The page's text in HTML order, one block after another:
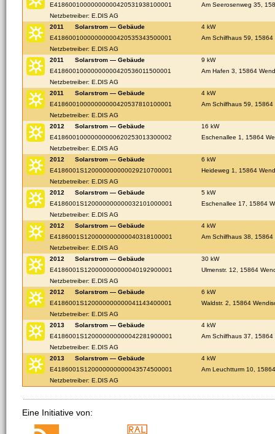
E41860010000000000420531938100001
Am Seerosenweg 35,
Netzbetreiber: E.DIS AG
2011
Solarstrom — Gebäude
4 kW
E41860010000000000420535343500001
Am Schilfhaus 59, 15864
Netzbetreiber: E.DIS AG
2011
Solarstrom — Gebäude
9 kW
E41860010000000000420536011500001
Am Hafen 3, 15864
Netzbetreiber: E.DIS AG
2011
Solarstrom — Gebäude
4 kW
E41860010000000000420537810100001
Am Schilfhaus 59, 15864
Netzbetreiber: E.DIS AG
2012
Solarstrom — Gebäude
16 kW
E41860010000000000620253013300002
Eschenallee 1, 15864
Netzbetreiber: E.DIS AG
2012
Solarstrom — Gebäude
6 kW
E4186001S120000000000029210700001
Heideweg 1, 15864
Netzbetreiber: E.DIS AG
2012
Solarstrom — Gebäude
5 kW
E4186001S120000000000032101000001
Eschenallee 17, 15864
Netzbetreiber: E.DIS AG
2012
Solarstrom — Gebäude
4 kW
E4186001S120000000000040318100001
Am Schilfhaus 38, 15864
Netzbetreiber: E.DIS AG
2012
Solarstrom — Gebäude
30 kW
E4186001S120000000000040192900001
Ulmenstr. 12, 15864
Netzbetreiber: E.DIS AG
2012
Solarstrom — Gebäude
6 kW
E4186001S120000000000041143400001
Waldstr. 2, 15864
Netzbetreiber: E.DIS AG
2013
Solarstrom — Gebäude
4 kW
E4186001S120000000000042281900001
Am Schilfhaus 37, 15864
Netzbetreiber: E.DIS AG
2013
Solarstrom — Gebäude
4 kW
E4186001S120000000000043574500001
Am Leuchtturm 10,
Netzbetreiber: E.DIS AG
Eine Initiative von: